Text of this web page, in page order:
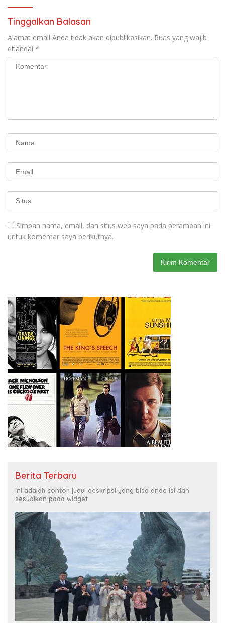
Tinggalkan Balasan
Alamat email Anda tidak akan dipublikasikan. Ruas yang wajib
ditandai *
Simpan nama, email, dan situs web saya pada peramban ini
untuk komentar saya berikutnya.
Berita Terbaru
Ini adalah contoh judul deskripsi yang bisa anda isi dan
sesuaikan pada widget